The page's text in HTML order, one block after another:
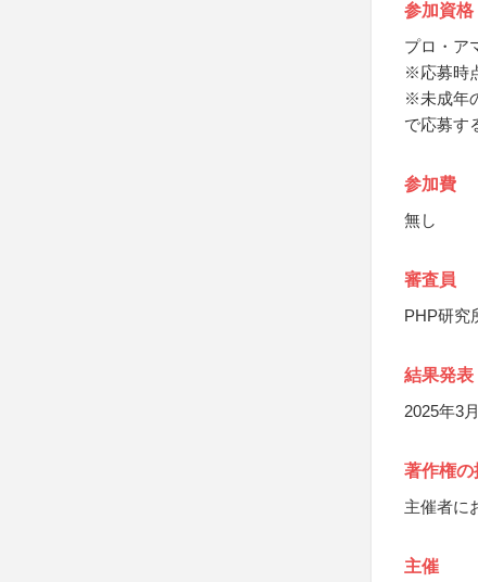
参加資格
プロ・ア
※応募時
※未成年
で応募す
参加費
無し
審査員
PHP研究
結果発表
2025年3
著作権の
主催者に
主催